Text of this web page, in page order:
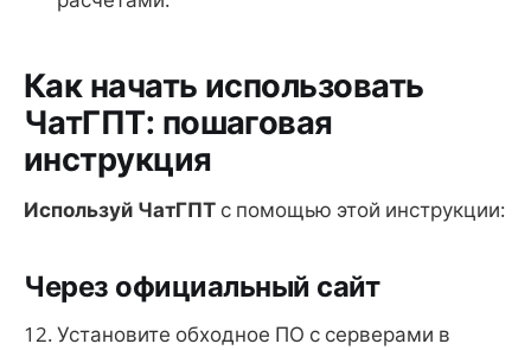
Как начать использовать
ЧатГПТ: пошаговая
инструкция
Используй ЧатГПТ с помощью этой инструкции:
Через официальный сайт
Установите обходное ПО с серверами в